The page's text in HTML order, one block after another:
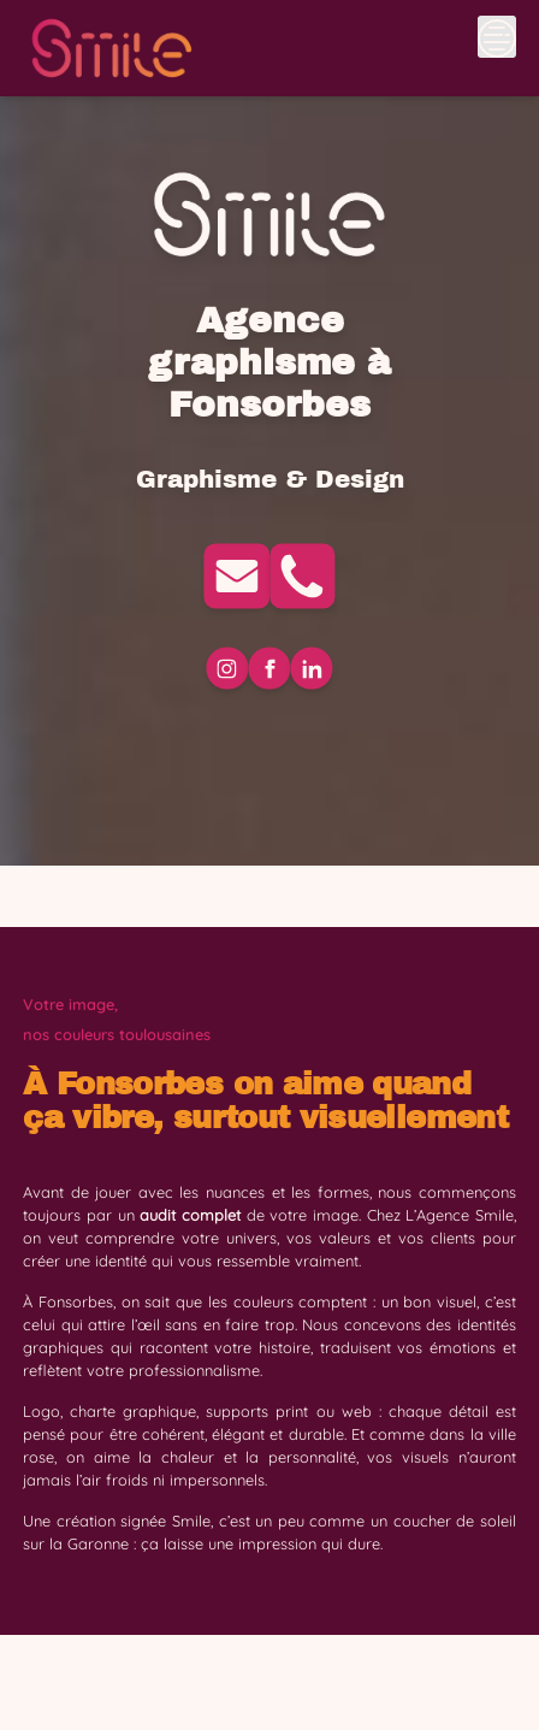
content
Agence
graphisme à
Fonsorbes
Graphisme & Design
Votre image,
nos couleurs toulousaines
À Fonsorbes on aime quand
ça vibre, surtout visuellement
Avant de jouer avec les nuances et les formes, nous commençons
toujours par unaudit completde votre image. Chez L’Agence Smile,
on veut comprendre votre univers, vos valeurs et vos clients pour
créer une identité qui vous ressemble vraiment.
À Fonsorbes, on sait que les couleurs comptent : un bon visuel, c’est
celui qui attire l’œil sans en faire trop. Nous concevons des identités
graphiques qui racontent votre histoire, traduisent vos émotions et
reflètent votre professionnalisme.
Logo, charte graphique, supports print ou web : chaque détail est
pensé pour être cohérent, élégant et durable. Et comme dans la ville
rose, on aime la chaleur et la personnalité, vos visuels n’auront
jamais l’air froids ni impersonnels.
Une création signée Smile, c’est un peu comme un coucher de soleil
sur la Garonne : ça laisse une impression qui dure.